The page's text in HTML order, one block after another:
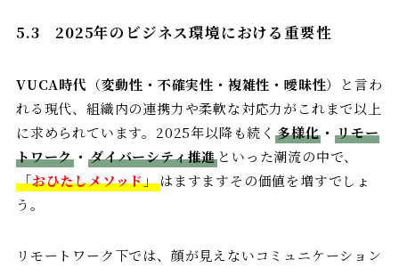
5.3 2025年のビジネス環境における重要性
VUCA時代 （変動性・不確実性・複雑性・曖昧性）と言わ
れる現代、組織内の連携力や柔軟な対応力がこれまで以上
に求められています。2025年以降も続く多様化 ・リモー
トワーク ・ ダイバーシティ推進 といった潮流の中で、
「おひたしメソッド」はますますその価値を増すでしょ
う。
リモートワーク下では、顔が見えないコミュニケーション